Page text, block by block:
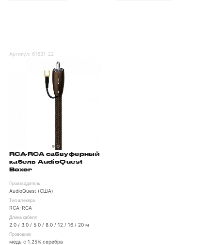
Артикул: 61631-22
RCA-RCA сабвуферный
кабель AudioQuest
Boxer
Производитель
AudioQuest (США)
Тип штекера
RCA-RCA
Длина кабеля
2.0 / 3.0 / 5.0 / 8.0 / 12 / 16 / 20 м
Проводник
медь с 1.25% серебра